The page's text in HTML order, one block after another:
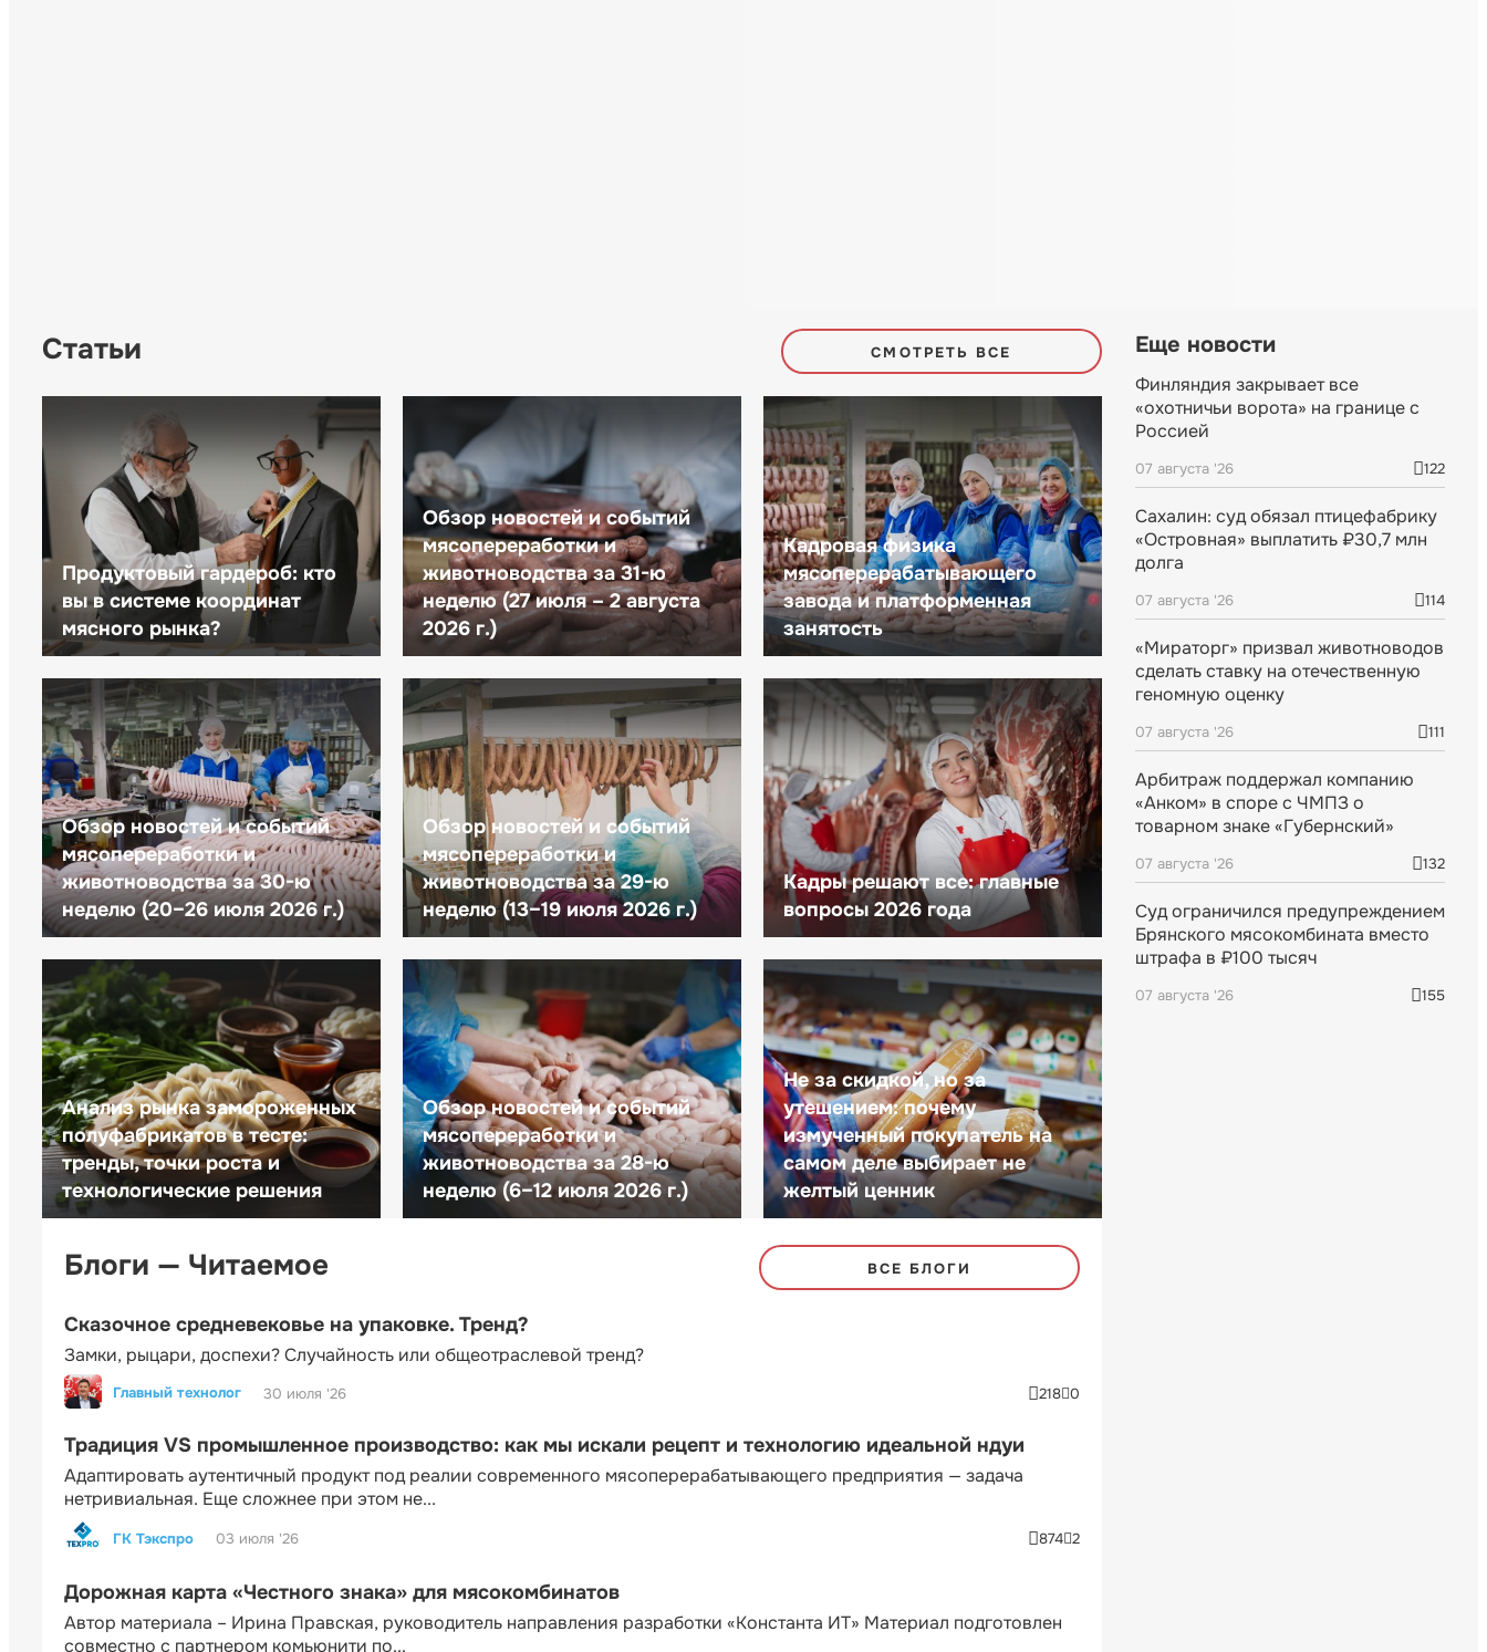
Статьи СМОТРЕТЬ ВСЕ
Продуктовый гардероб: кто
вы в системе координат
мясного рынка?
Обзор новостей и событий
мясопереработки и
животноводства за 31-ю
неделю (27 июля – 2 августа
2026 г.)
Кадровая физика
мясоперерабатывающего
завода и платформенная
занятость
Обзор новостей и событий
мясопереработки и
животноводства за 30-ю
неделю (20–26 июля 2026 г.)
Обзор новостей и событий
мясопереработки и
животноводства за 29-ю
неделю (13–19 июля 2026 г.)
Кадры решают все: главные
вопросы 2026 года
Анализ рынка замороженных
полуфабрикатов в тесте:
тренды, точки роста и
технологические решения
Обзор новостей и событий
мясопереработки и
животноводства за 28-ю
неделю (6–12 июля 2026 г.)
Не за скидкой, но за
утешением: почему
измученный покупатель на
самом деле выбирает не
желтый ценник
Блоги — Читаемое ВСЕ БЛОГИ
Сказочное средневековье на упаковке. Тренд?
Замки, рыцари, доспехи? Случайность или общеотраслевой тренд?
Главный технолог 30 июля '26 218 0
Традиция VS промышленное производство: как мы искали рецепт и технологию идеальной ндуи
Адаптировать аутентичный продукт под реалии современного мясоперерабатывающего предприятия — задача
нетривиальная. Еще сложнее при этом не...
ГК Тэкспро 03 июля '26 874 2
Дорожная карта «Честного знака» для мясокомбинатов
Автор материала – Ирина Правская, руководитель направления разработки «Константа ИТ» Материал подготовлен
совместно с партнером комьюнити по...
Еще новости
Финляндия закрывает все
«охотничьи ворота» на границе с
Россией
07 августа '26 122
Сахалин: суд обязал птицефабрику
«Островная» выплатить ₽30,7 млн
долга
07 августа '26 114
«Мираторг» призвал животноводов
сделать ставку на отечественную
геномную оценку
07 августа '26 111
Арбитраж поддержал компанию
«Анком» в споре с ЧМПЗ о
товарном знаке «Губернский»
07 августа '26 132
Суд ограничился предупреждением
Брянского мясокомбината вместо
штрафа в ₽100 тысяч
07 августа '26 155